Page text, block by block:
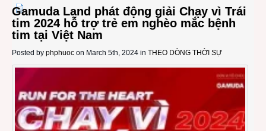
Gamuda Land phát động giải Chạy vì Trái
tim 2024 hỗ trợ trẻ em nghèo mắc bệnh
tim tại Việt Nam
Posted by phphuoc on March 5th, 2024 in THEO DÒNG THỜI SỰ